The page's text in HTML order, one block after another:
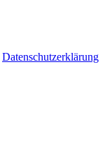
Datenschutzerklärung